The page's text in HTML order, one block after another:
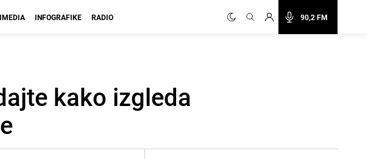
90,2 FM
INFOGRAFIKE RADIO
kako izgleda